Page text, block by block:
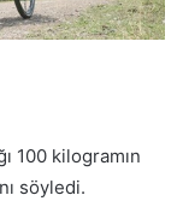
100 kilogramın
söyledi.